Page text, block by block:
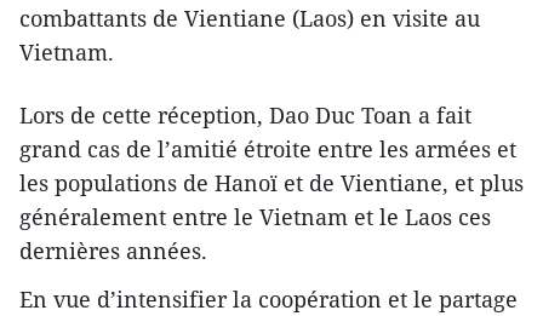
combattants de Vientiane (Laos) en visite au
Vietnam.
Lors de cette réception, Dao Duc Toan a fait
grand cas de l’amitié étroite entre les armées et
les populations de Hanoï et de Vientiane, et plus
généralement entre le Vietnam et le Laos ces
dernières années.
En vue d’intensifier la coopération et le partage